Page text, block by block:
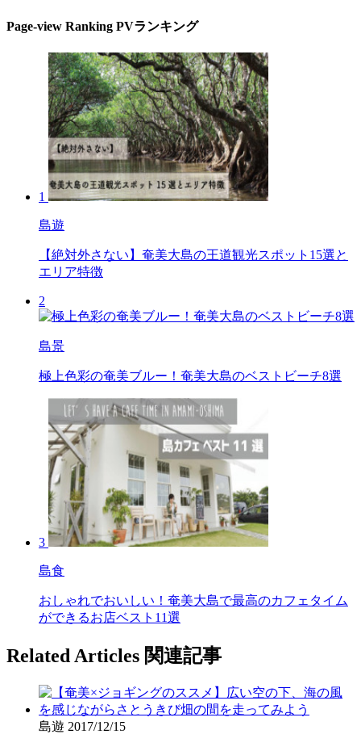
Page-view Ranking PVランキング
1
島遊
【絶対外さない】奄美大島の王道観光スポット15選と
エリア特徴
2
島景
極上色彩の奄美ブルー！奄美大島のベストビーチ8選
3
島食
おしゃれでおいしい！奄美大島で最高のカフェタイム
ができるお店ベスト11選
Related Articles 関連記事
島遊 2017/12/15